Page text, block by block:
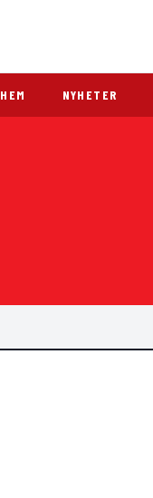
HEM NYHETER